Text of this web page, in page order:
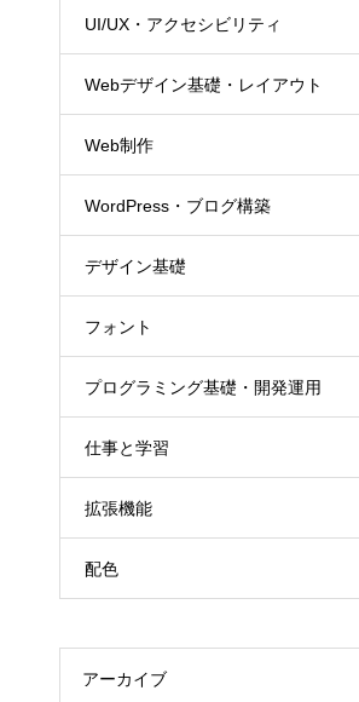
UI/UX・アクセシビリティ
Webデザイン基礎・レイアウト
Web制作
WordPress・ブログ構築
デザイン基礎
フォント
プログラミング基礎・開発運用
仕事と学習
拡張機能
配色
アーカイブ